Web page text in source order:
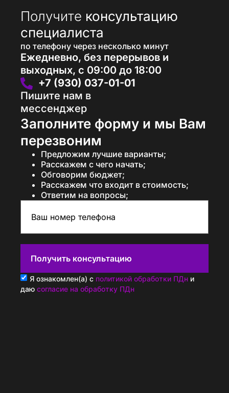
Получите консультацию
специалиста
по телефону через несколько минут
Ежедневно, без перерывов и
выходных, с 09:00 до 18:00
+7 (930) 037-01-01
Пишите нам в
мессенджер
Заполните форму и мы Вам
перезвоним
Предложим лучшие варианты;
Расскажем с чего начать;
Обговорим бюджет;
Расскажем что входит в стоимость;
Ответим на вопросы;
Получить консультацию
Я ознакомлен(а) с политикой обработки ПДн и
даю согласие на обработку ПДн